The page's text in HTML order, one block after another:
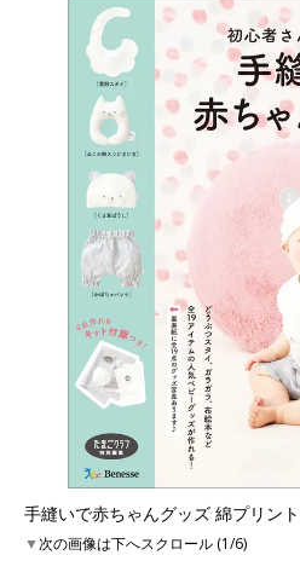
手縫いで赤ちゃんグッズ 綿プリン
▼次の画像は下へスクロール (1/6)